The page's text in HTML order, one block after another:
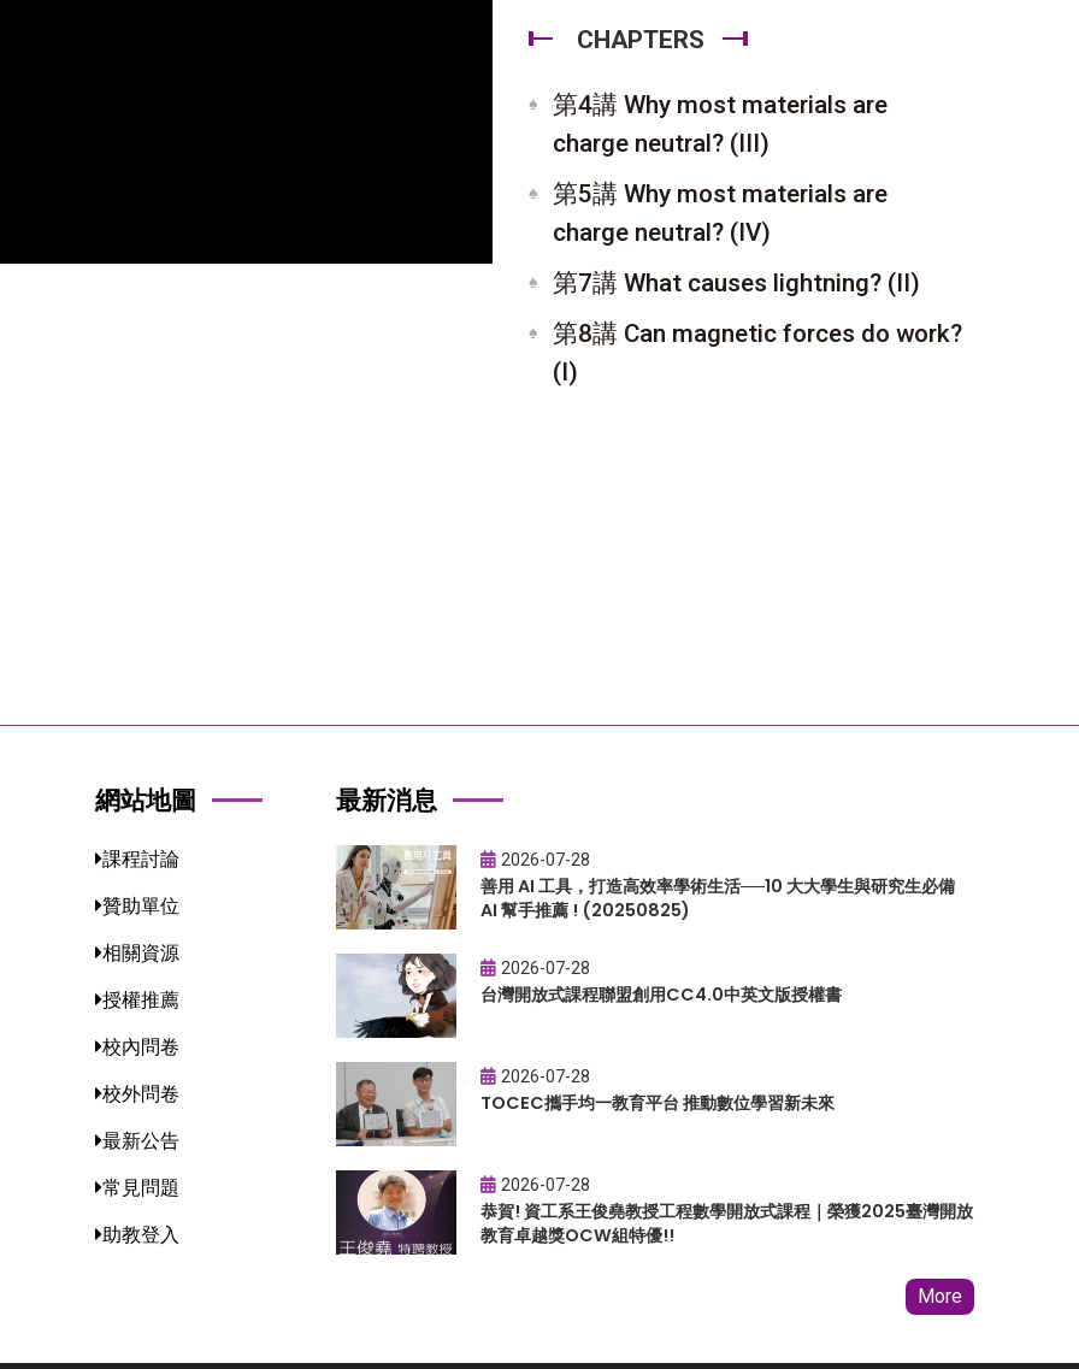
CHAPTERS
第4講 Why most materials are
charge neutral? (III)
第5講 Why most materials are
charge neutral? (IV)
第7講 What causes lightning? (II)
第8講 Can magnetic forces do work?
(I)
網站地圖
課程討論
贊助單位
相關資源
授權推薦
校內問卷
校外問卷
最新公告
常見問題
助教登入
最新消息
2026-07-28
善用 AI 工具，打造高效率學術生活──10 大大學生與研究生必備
AI 幫手推薦 ! (20250825)
2026-07-28
台灣開放式課程聯盟創用CC4.0中英文版授權書
2026-07-28
TOCEC攜手均一教育平台 推動數位學習新未來
2026-07-28
恭賀! 資工系王俊堯教授工程數學開放式課程｜榮獲2025臺灣開放
教育卓越獎OCW組特優!!
More